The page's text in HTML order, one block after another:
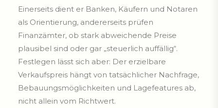
Einerseits dient er Banken, Käufern und Notaren
als Orientierung, andererseits prüfen
Finanzämter, ob stark abweichende Preise
plausibel sind oder gar „steuerlich auffällig“.
Festlegen lässt sich aber: Der erzielbare
Verkaufspreis hängt von tatsächlicher Nachfrage,
Bebauungsmöglichkeiten und Lagefeatures ab,
nicht allein vom Richtwert.